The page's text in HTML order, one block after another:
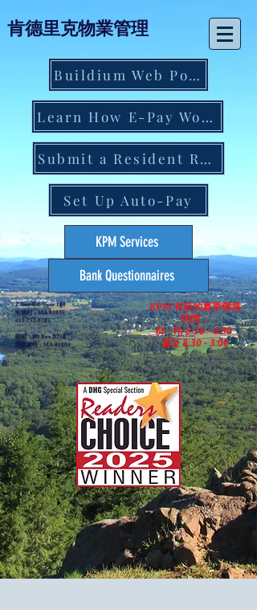
肯德里克物業管理
Buildium Web Portal
Learn How E-Pay Works
Submit a Resident Request
Set Up Auto-Pay
KPM Services
Bank Questionnaires
2 Bay Rd, Suite 100
哈德利，MA 01035
413-253-0285
郵箱：PO Box 3220
阿默斯特，MA 01004
KPM 有新的夏季營業
時間：
M - Th 8:30 - 4:30
週五 8:30 - 3:00